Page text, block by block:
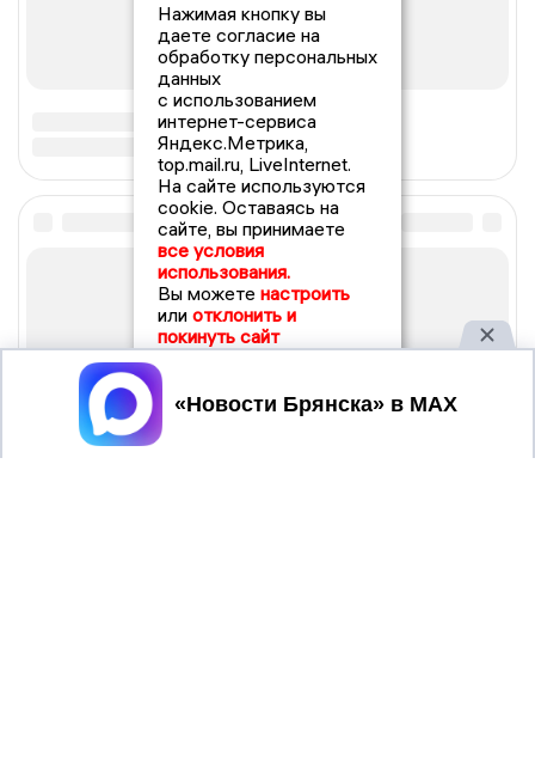
Нажимая кнопку вы
даете согласие на
обработку персональных
данных
с использованием
интернет-сервиса
Яндекс.Метрика,
top.mail.ru, LiveInternet.
На сайте используются
cookie. Оставаясь на
сайте, вы принимаете
все условия
использования.
Вы можете настроить
или отклонить и
покинуть сайт
Принять